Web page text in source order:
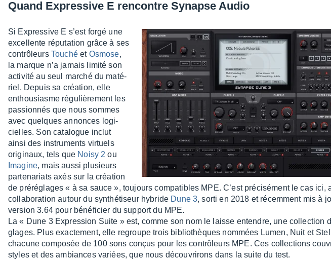
Quand Expres­sive E rencontre Synapse Audio
Si Expres­sive E s’est forgé une
excel­lente répu­ta­tion grâce à ses
contrô­leurs Touchéet Osmose,
la marque n’a jamais limité son
acti­vité au seul marché du maté­
riel. Depuis sa créa­tion, elle
enthou­siasme régu­liè­re­ment les
passion­nés que nous sommes
avec quelques annonces logi­
cielles. Son cata­logue inclut
ainsi des instru­ments virtuels
origi­naux, tels que Noisy 2 ou
Imagine, mais aussi plusieurs
parte­na­riats axés sur la créa­tion
de préré­glages « à sa sauce », toujours compa­tibles MPE. C’est préci­sé­ment le cas ici,
colla­bo­ra­tion autour du synthé­ti­seur hybride Dune 3, sorti en 2018 et récem­ment mis à
version 3.64 pour béné­fi­cier du support du MPE.
La « Dune 3 Expres­sion Suite » est, comme son nom le laisse entendre, une collec­tion
glages. Plus exac­te­ment, elle regroupe trois biblio­thèques nommées Lumen, Nuit et
chacune compo­sée de 100 sons conçus pour les contrô­leurs MPE. Ces collec­tions
styles et des ambiances variées, que nous décou­vri­rons dans la suite du test.